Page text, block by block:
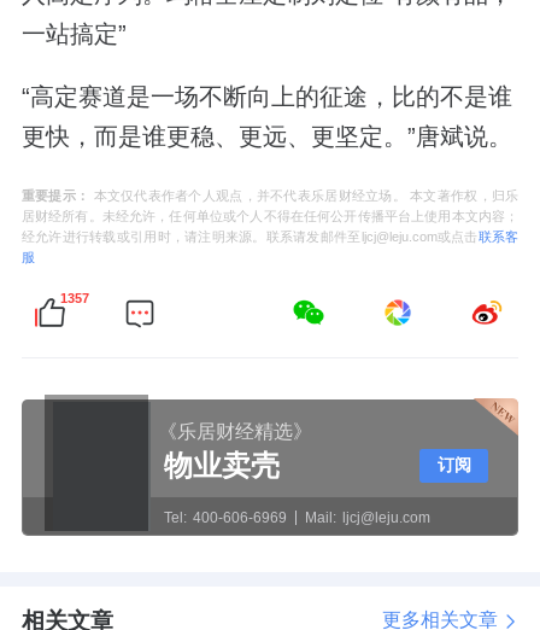
一站搞定”
“高定赛道是一场不断向上的征途，比的不是谁
更快，而是谁更稳、更远、更坚定。”唐斌说。
重要提示：
本文仅代表作者个人观点，并不代表乐居财经立场。 本文著作权，归乐
居财经所有。未经允许，任何单位或个人不得在任何公开传播平台上使用本文内容；
经允许进行转载或引用时，请注明来源。联系请发邮件至ljcj@leju.com或点击联系客
服
1357
《乐居财经精选》
物业卖壳
Tel: 400-606-6969 Mail: ljcj@leju.com
订阅
相关文章 更多相关文章